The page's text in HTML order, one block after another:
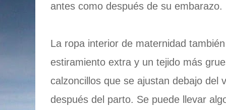
antes como después de su embarazo.
La ropa interior de maternidad
estiramiento extra y un tejido más
calzoncillos que se ajustan debajo del
después del parto. Se puede llevar